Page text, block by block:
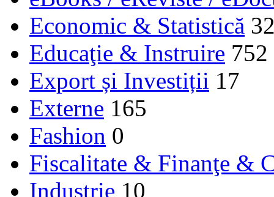
Economic & Statistică
Educaţie & Instruire 752
Export și Investiții 17
Externe 165
Fashion 0
Fiscalitate & Finanţe &
Industrie 10